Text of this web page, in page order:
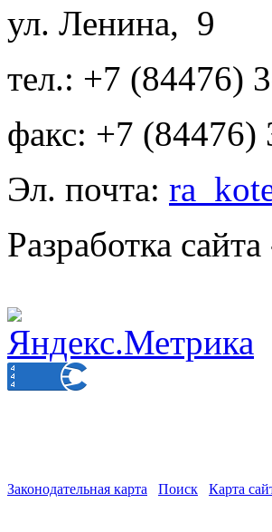
ул. Ленина, 9
тел.: +7 (84476)
факс: +7
Эл. почта:
Разработка
Законодательная карта Поиск Карта